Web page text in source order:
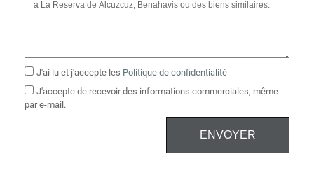
J'ai lu et j'accepte les Politique de confidentialité
J'accepte de recevoir des informations commerciales, même
par e-mail.
ENVOYER